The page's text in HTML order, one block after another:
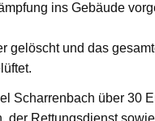
ins Gebäude
gelöscht und das
Scharrenbach über 30